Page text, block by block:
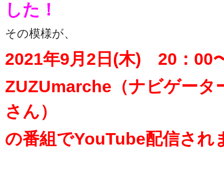
した！
その模様が、
2021年9月2日(木) 20：00
ZUZUmarche（ナビゲータ
さん）
の番組でYouTube配信され